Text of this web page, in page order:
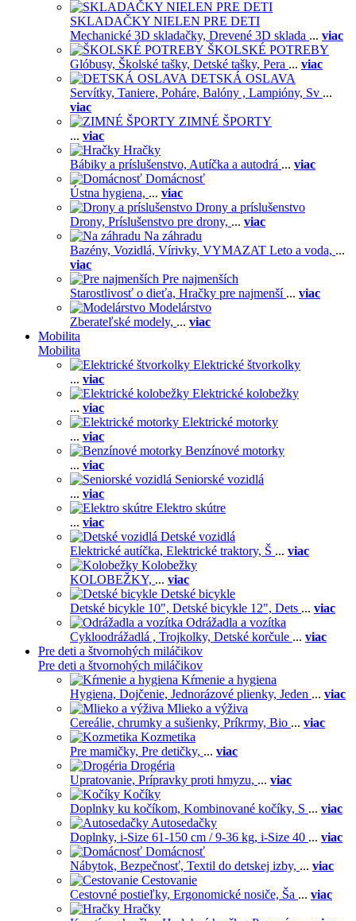
SKLADAČKY NIELEN PRE DETI
Mechanické 3D skladačky, Drevené 3D sklada ... viac
ŠKOLSKÉ POTREBY
Glóbusy, Školské tašky, Detské tašky, Pera ... viac
DETSKÁ OSLAVA
Servítky, Taniere, Poháre, Balóny , Lampióny, Sv ...
viac
ZIMNÉ ŠPORTY
... viac
Hračky
Bábiky a príslušenstvo, Autíčka a autodrá ... viac
Domácnosť
Ústna hygiena, ... viac
Drony a príslušenstvo
Drony, Príslušenstvo pre drony, ... viac
Na záhradu
Bazény, Vozidlá, Vírivky, VYMAZAT Leto a voda, ...
viac
Pre najmenších
Starostlivosť o dieťa, Hračky pre najmenší ... viac
Modelárstvo
Zberateľské modely, ... viac
Mobilita
Mobilita
Elektrické štvorkolky
... viac
Elektrické kolobežky
... viac
Elektrické motorky
... viac
Benzínové motorky
... viac
Seniorské vozidlá
... viac
Elektro skútre
... viac
Detské vozidlá
Elektrické autíčka, Elektrické traktory, Š ... viac
Kolobežky
KOLOBEŽKY, ... viac
Detské bicykle
Detské bicykle 10", Detské bicykle 12", Dets ... viac
Odrážadla a vozítka
Cykloodrážadlá , Trojkolky, Detské korčule ... viac
Pre deti a štvornohých miláčikov
Pre deti a štvornohých miláčikov
Kŕmenie a hygiena
Hygiena, Dojčenie, Jednorázové plienky, Jeden ... viac
Mlieko a výživa
Cereálie, chrumky a sušienky, Príkrmy, Bio ... viac
Kozmetika
Pre mamičky, Pre detičky, ... viac
Drogéria
Upratovanie, Prípravky proti hmyzu, ... viac
Kočíky
Doplnky ku kočíkom, Kombinované kočíky, S ... viac
Autosedačky
Doplnky, i-Size 61-150 cm / 9-36 kg, i-Size 40 ... viac
Domácnosť
Nábytok, Bezpečnosť, Textil do detskej izby, ... viac
Cestovanie
Cestovné postieľky, Ergonomické nosiče, Ša ... viac
Hračky